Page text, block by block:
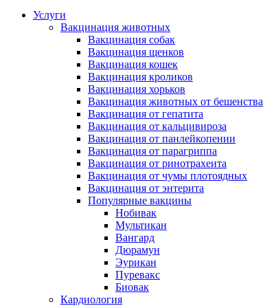
Услуги
Вакцинация животных
Вакцинация собак
Вакцинация щенков
Вакцинация кошек
Вакцинация кроликов
Вакцинация хорьков
Вакцинация животных от бешенства
Вакцинация от гепатита
Вакцинация от кальцивироза
Вакцинация от панлейкопении
Вакцинация от парагриппа
Вакцинация от ринотрахеита
Вакцинация от чумы плотоядных
Вакцинация от энтерита
Популярные вакцины
Нобивак
Мультикан
Вангард
Дюрамун
Эурикан
Пуревакс
Биовак
Кардиология